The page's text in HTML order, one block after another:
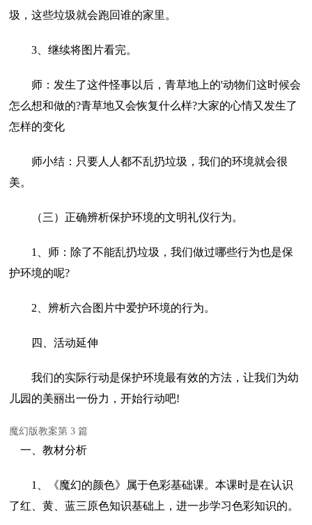
圾，这些垃圾就会跑回谁的家里。
3、继续将图片看完。
师：发生了这件怪事以后，青草地上的'动物们这时候会
怎么想和做的?青草地又会恢复什么样?大家的心情又发生了
怎样的变化
师小结：只要人人都不乱扔垃圾，我们的环境就会很
美。
（三）正确辨析保护环境的文明礼仪行为。
1、师：除了不能乱扔垃圾，我们做过哪些行为也是保
护环境的呢?
2、辨析六合图片中爱护环境的行为。
四、活动延伸
我们的实际行动是保护环境最有效的方法，让我们为幼
儿园的美丽出一份力，开始行动吧!
魔幻版教案第 3 篇
一、教材分析
1、《魔幻的颜色》属于色彩基础课。本课时是在认识
了红、黄、蓝三原色知识基础上，进一步学习色彩知识的。